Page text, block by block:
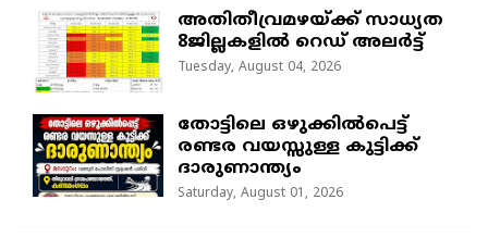
അതിതീവ്രമഴയ്ക്ക് സാധ്യത
8ജില്ലകളിൽ റെഡ് അലർട്ട്
Tuesday, August 04, 2026
തോട്ടിലെ ഒഴുക്കിൽപെട്ട്
രണ്ടര വയസ്സുള്ള കുട്ടിക്ക്
ദാരുണാന്ത്യം
Saturday, August 01, 2026